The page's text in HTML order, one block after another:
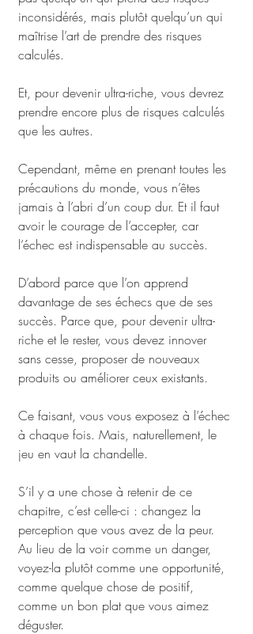
inconsidérés, mais plutôt quelqu’un qui
maîtrise l’art de prendre des risques
calculés.
Et, pour devenir ultra-riche, vous devrez
prendre encore plus de risques calculés
que les autres.
Cependant, même en prenant toutes les
précautions du monde, vous n’êtes
jamais à l’abri d’un coup dur. Et il faut
avoir le courage de l’accepter, car
l’échec est indispensable au succès.
D’abord parce que l’on apprend
davantage de ses échecs que de ses
succès. Parce que, pour devenir ultra-
riche et le rester, vous devez innover
sans cesse, proposer de nouveaux
produits ou améliorer ceux existants.
Ce faisant, vous vous exposez à l’échec
à chaque fois. Mais, naturellement, le
jeu en vaut la chandelle.
S’il y a une chose à retenir de ce
chapitre, c’est celle-ci : changez la
perception que vous avez de la peur.
Au lieu de la voir comme un danger,
voyez-la plutôt comme une opportunité,
comme quelque chose de positif,
comme un bon plat que vous aimez
déguster.